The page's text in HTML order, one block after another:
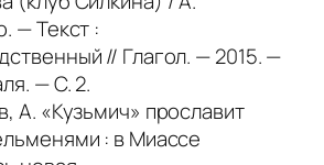
— Текст :
// Глагол. — 2015. —
— С. 2.
А. «Кузьмич» прославит
: в Миассе